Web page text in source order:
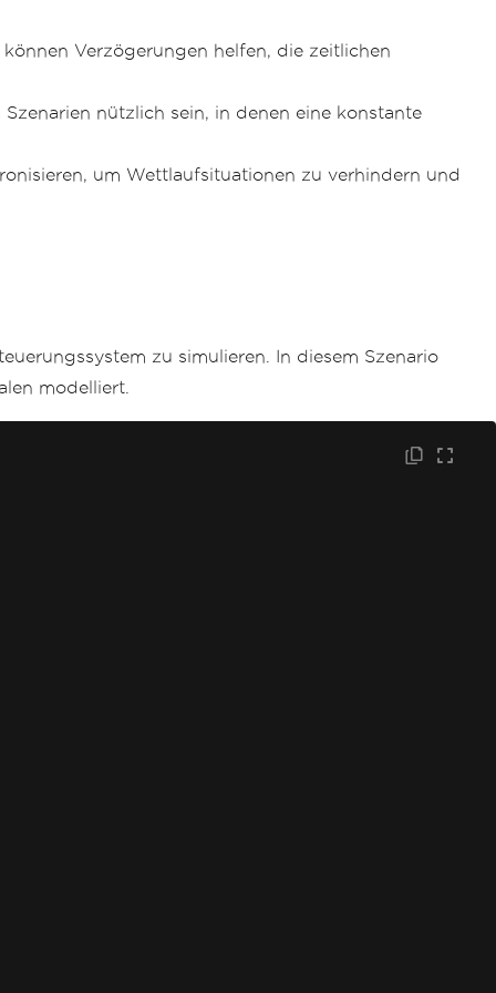
Verzögerungen helfen, die zeitlichen
nützlich sein, in denen eine konstante
um Wettlaufsituationen zu verhindern und
zu simulieren. In diesem Szenario
modelliert.